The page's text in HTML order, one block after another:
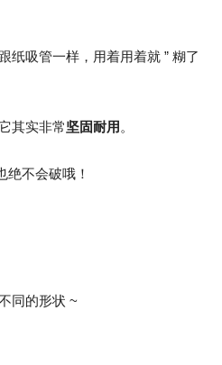
纸吸管一样，用着用着就 ” 糊了
其实非常坚固耐用 。
绝不会破哦！
同的形状 ~